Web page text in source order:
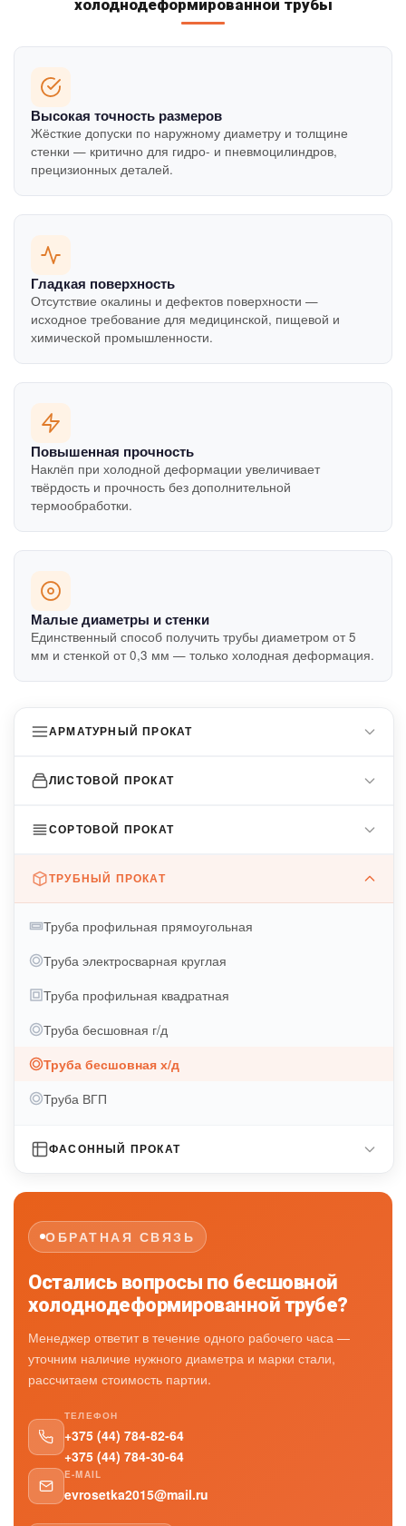
холоднодеформированной трубы
Высокая точность размеров
Жёсткие допуски по наружному диаметру и толщине
стенки — критично для гидро- и пневмоцилиндров,
прецизионных деталей.
Гладкая поверхность
Отсутствие окалины и дефектов поверхности —
исходное требование для медицинской, пищевой и
химической промышленности.
Повышенная прочность
Наклёп при холодной деформации увеличивает
твёрдость и прочность без дополнительной
термообработки.
Малые диаметры и стенки
Единственный способ получить трубы диаметром от 5
мм и стенкой от 0,3 мм — только холодная деформация.
АРМАТУРНЫЙ ПРОКАТ
Арматура А240/А240С
ЛИСТОВОЙ ПРОКАТ
Холоднокатаный лист
Нержавеющий лист
Рифлёный лист
СОРТОВОЙ ПРОКАТ
Квадрат стальной
Полоса стальная
Круг стальной
ТРУБНЫЙ ПРОКАТ
Труба профильная прямоугольная
Труба электросварная круглая
Труба профильная квадратная
Труба бесшовная г/д
Труба бесшовная х/д
Труба ВГП
ФАСОННЫЙ ПРОКАТ
Швеллер
Уголок
Балка
ОБРАТНАЯ СВЯЗЬ
Остались вопросы по бесшовной
холоднодеформированной трубе?
Менеджер ответит в течение одного рабочего часа —
уточним наличие нужного диаметра и марки стали,
рассчитаем стоимость партии.
ТЕЛЕФОН
+375 (44) 784-82-64
+375 (44) 784-30-64
E-MAIL
evrosetka2015@mail.ru